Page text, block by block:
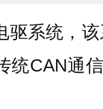
系统，
CAN通